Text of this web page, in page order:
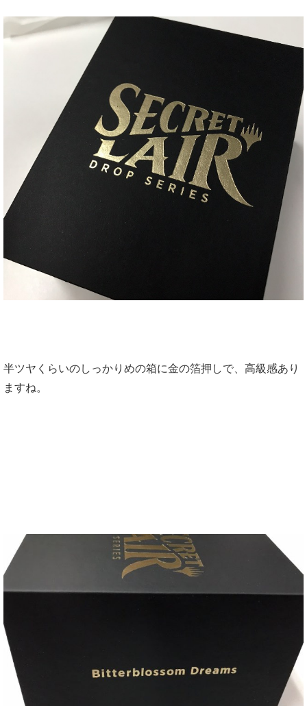
半ツヤくらいのしっかりめの箱に金の箔押しで、高級感あり
ますね。